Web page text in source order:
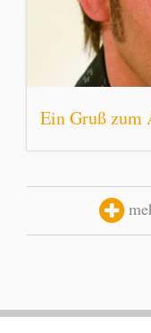
Ein Gruß zum